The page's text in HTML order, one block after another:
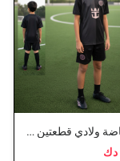
طقم رياضة ولادي قطعتين - انتر ميامي